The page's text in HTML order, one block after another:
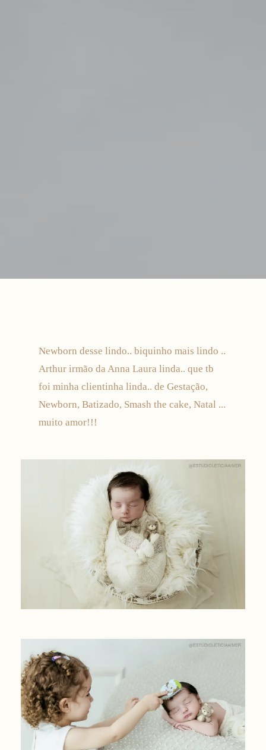
Newborn desse lindo.. biquinho mais lindo ..
Arthur irmão da Anna Laura linda.. que tb
foi minha clientinha linda.. de Gestação,
Newborn, Batizado, Smash the cake, Natal ...
muito amor!!!